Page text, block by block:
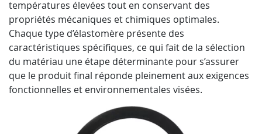
températures élevées tout en conservant des
propriétés mécaniques et chimiques optimales.
Chaque type d’élastomère présente des
caractéristiques spécifiques, ce qui fait de la sélection
du matériau une étape déterminante pour s’assurer
que le produit final réponde pleinement aux exigences
fonctionnelles et environnementales visées.